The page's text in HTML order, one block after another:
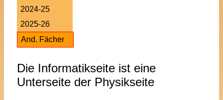
2024-25
2025-26
And. Fächer
Die Informatikseite ist eine
Unterseite der Physikseite